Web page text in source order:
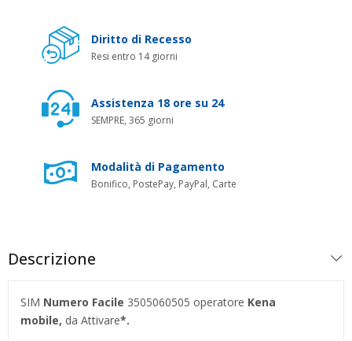
Diritto di Recesso
Resi entro 14 giorni
Assistenza 18 ore su 24
SEMPRE, 365 giorni
Modalità di Pagamento
Bonifico, PostePay, PayPal, Carte
Descrizione
SIM Numero Facile 3505060505 operatore Kena
mobile, da Attivare*.